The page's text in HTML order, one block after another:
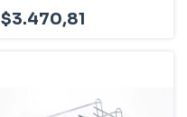
$3.470,81